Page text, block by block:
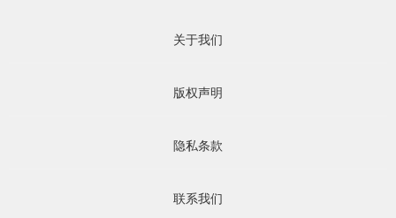
关于我们
版权声明
隐私条款
联系我们